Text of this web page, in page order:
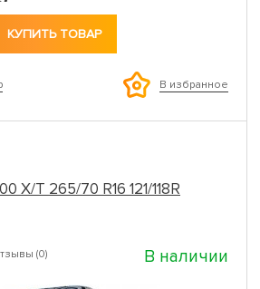
КУПИТЬ ТОВАР
В избранное
X/T 265/70 R16 121/118R
(0) В наличии